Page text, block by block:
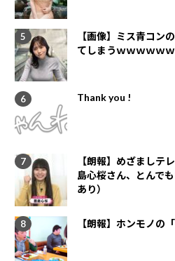
【画像】ミス青コン
てしまうｗｗｗｗｗ
Thank you !
【朗報】めざましテ
島心桜さん、とんで
あり）
【朗報】ホンモノの